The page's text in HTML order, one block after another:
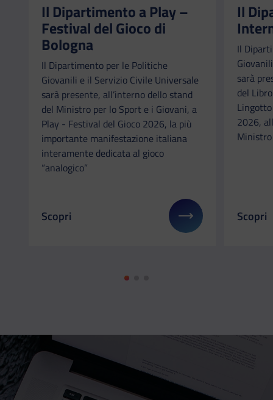
Il Dipartimento a Play –
Festival del Gioco di
Bologna
Il Dipartimento per le Politiche
Giovanili e il Servizio Civile Universale
sarà presente, all’interno dello stand
del Ministro per lo Sport e i Giovani, a
Play - Festival del Gioco 2026, la più
importante manifestazione italiana
interamente dedicata al gioco
“analogico”
Il link ti porterà ad avere maggiori dettagli su: Il
Scopri
Il
Il
sarà
del
2026,
Il link
Scopri